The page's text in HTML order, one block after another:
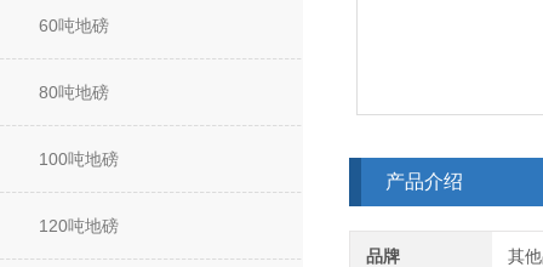
60吨地磅
80吨地磅
100吨地磅
120吨地磅
产品介绍
品牌 其